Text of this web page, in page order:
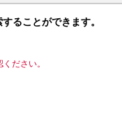
ることができます。
ださい。